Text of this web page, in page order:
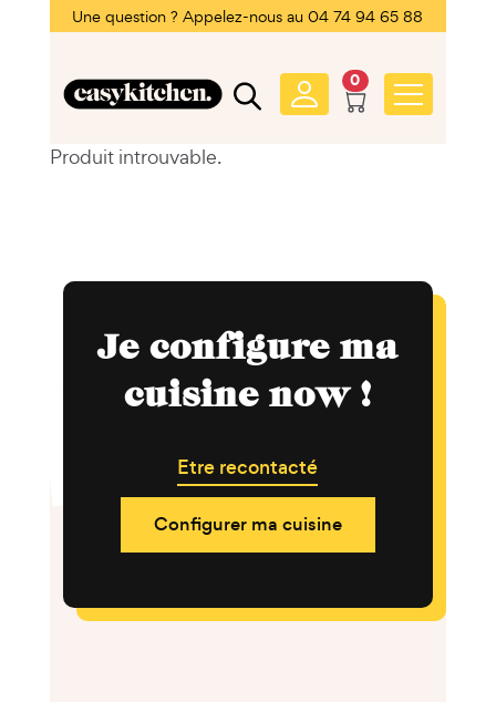
Une question ? Appelez-nous au 04 74 94 65 88
0
Produit introuvable.
Je configure ma
cuisine now !
Etre recontacté
Configurer ma cuisine